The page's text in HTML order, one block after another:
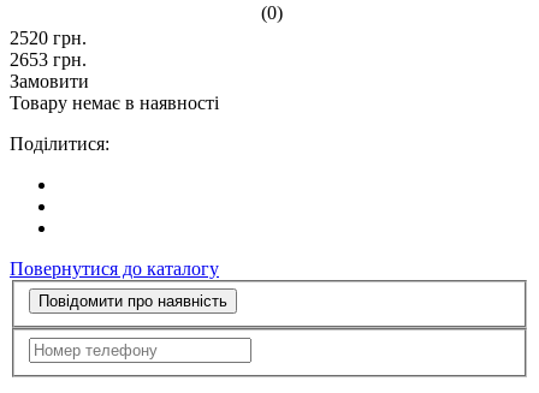
(0)
2520 грн.
2653 грн.
Замовити
Товару немає в наявності
Поділитися:
Повернутися до каталогу
Повідомити про наявність